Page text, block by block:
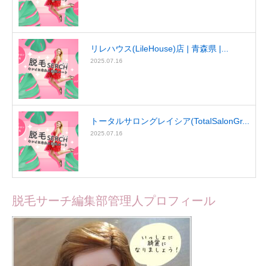
リレハウス(LileHouse)店 | 青森県 |...
2025.07.16
トータルサロングレイシア(TotalSalonGr...
2025.07.16
脱毛サーチ編集部管理人プロフィール